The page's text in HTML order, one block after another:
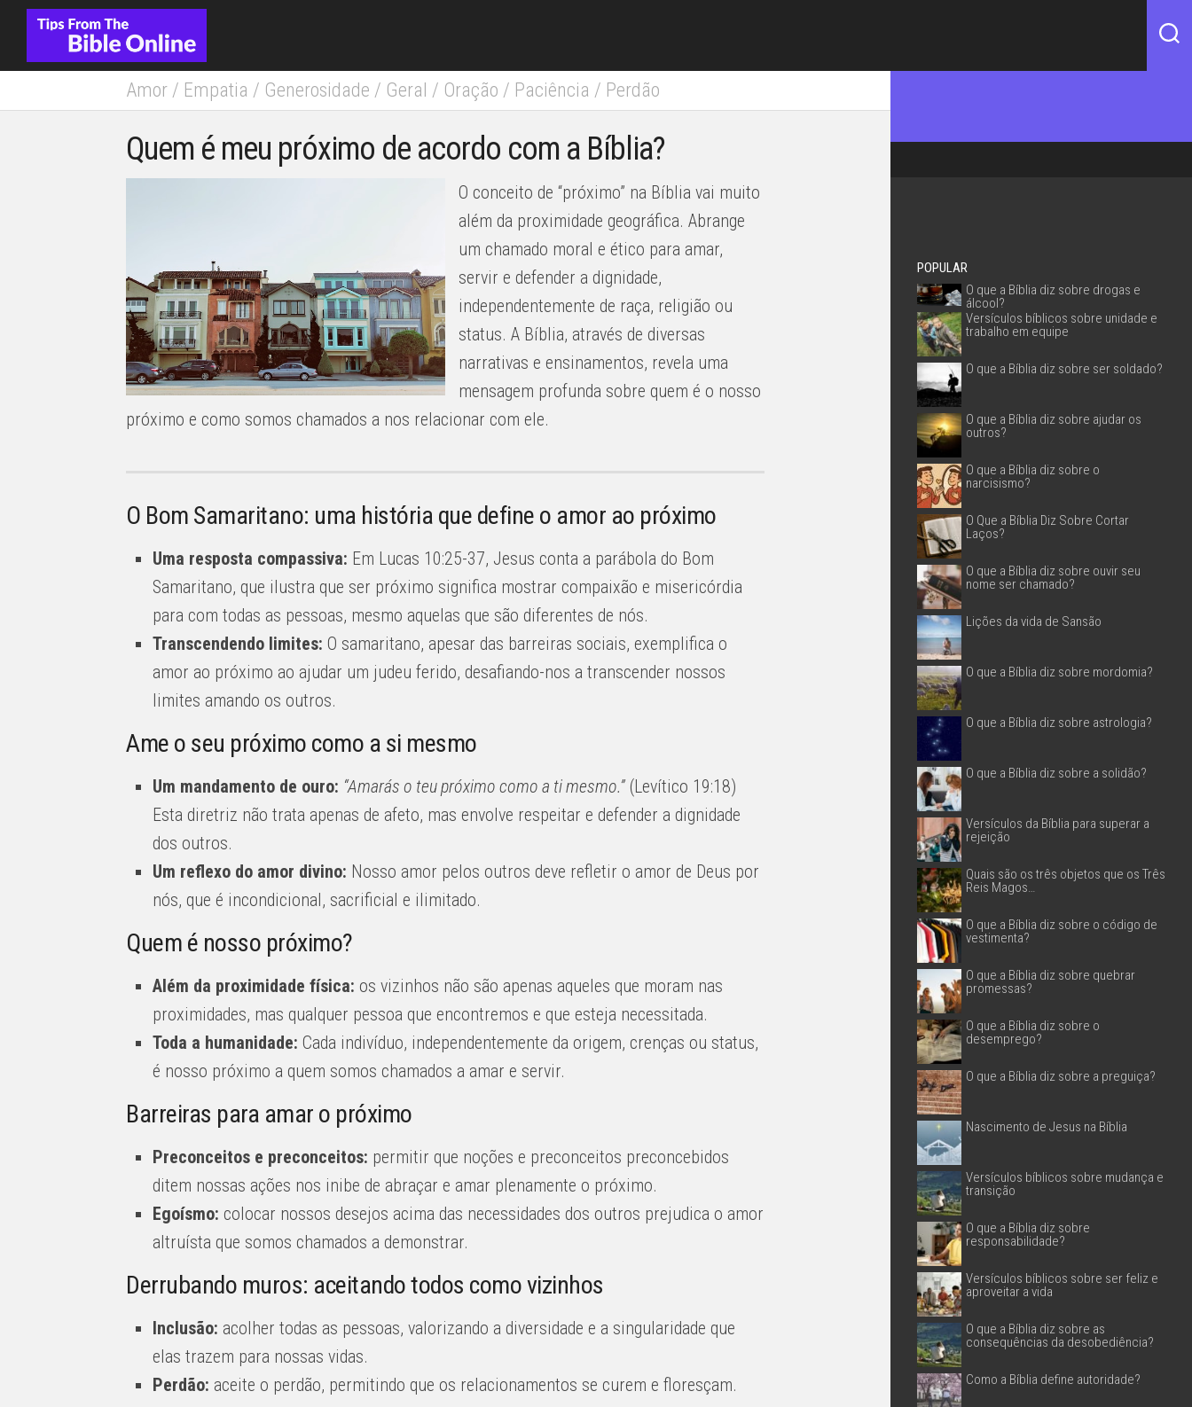
Amor / Empatia / Generosidade / Geral / Oração / Paciência / Perdão
Quem é meu próximo de acordo com a Bíblia?
O conceito de “próximo” na Bíblia vai muito
além da proximidade geográfica. Abrange
um chamado moral e ético para amar,
servir e defender a dignidade,
independentemente de raça, religião ou
status. A Bíblia, através de diversas
narrativas e ensinamentos, revela uma
mensagem profunda sobre quem é o nosso
próximo e como somos chamados a nos relacionar com ele.
O Bom Samaritano: uma história que define o amor ao próximo
Uma resposta compassiva: Em Lucas 10:25-37, Jesus conta a parábola do Bom
Samaritano, que ilustra que ser próximo significa mostrar compaixão e misericórdia
para com todas as pessoas, mesmo aquelas que são diferentes de nós.
Transcendendo limites: O samaritano, apesar das barreiras sociais, exemplifica o
amor ao próximo ao ajudar um judeu ferido, desafiando-nos a transcender nossos
limites amando os outros.
Ame o seu próximo como a si mesmo
Um mandamento de ouro: “Amarás o teu próximo como a ti mesmo.” (Levítico 19:18)
Esta diretriz não trata apenas de afeto, mas envolve respeitar e defender a dignidade
dos outros.
Um reflexo do amor divino: Nosso amor pelos outros deve refletir o amor de Deus por
nós, que é incondicional, sacrificial e ilimitado.
Quem é nosso próximo?
Além da proximidade física: os vizinhos não são apenas aqueles que moram nas
proximidades, mas qualquer pessoa que encontremos e que esteja necessitada.
Toda a humanidade: Cada indivíduo, independentemente da origem, crenças ou status,
é nosso próximo a quem somos chamados a amar e servir.
Barreiras para amar o próximo
Preconceitos e preconceitos: permitir que noções e preconceitos preconcebidos
ditem nossas ações nos inibe de abraçar e amar plenamente o próximo.
Egoísmo: colocar nossos desejos acima das necessidades dos outros prejudica o amor
altruísta que somos chamados a demonstrar.
Derrubando muros: aceitando todos como vizinhos
Inclusão: acolher todas as pessoas, valorizando a diversidade e a singularidade que
elas trazem para nossas vidas.
Perdão: aceite o perdão, permitindo que os relacionamentos se curem e floresçam.
POPULAR
O que a Bíblia diz sobre drogas e
álcool?
Versículos bíblicos sobre unidade e
trabalho em equipe
O que a Bíblia diz sobre ser soldado?
O que a Bíblia diz sobre ajudar os
outros?
O que a Bíblia diz sobre o
narcisismo?
O Que a Bíblia Diz Sobre Cortar
Laços?
O que a Bíblia diz sobre ouvir seu
nome ser chamado?
Lições da vida de Sansão
O que a Bíblia diz sobre mordomia?
O que a Bíblia diz sobre astrologia?
O que a Bíblia diz sobre a solidão?
Versículos da Bíblia para superar a
rejeição
Quais são os três objetos que os Três
Reis Magos…
O que a Bíblia diz sobre o código de
vestimenta?
O que a Bíblia diz sobre quebrar
promessas?
O que a Bíblia diz sobre o
desemprego?
O que a Bíblia diz sobre a preguiça?
Nascimento de Jesus na Bíblia
Versículos bíblicos sobre mudança e
transição
O que a Bíblia diz sobre
responsabilidade?
Versículos bíblicos sobre ser feliz e
aproveitar a vida
O que a Bíblia diz sobre as
consequências da desobediência?
Como a Bíblia define autoridade?